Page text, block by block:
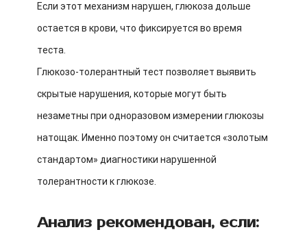
Если этот механизм нарушен, глюкоза дольше
остается в крови, что фиксируется во время
теста.
Глюкозо-толерантный тест позволяет выявить
скрытые нарушения, которые могут быть
незаметны при одноразовом измерении глюкозы
натощак. Именно поэтому он считается «золотым
стандартом» диагностики нарушенной
толерантности к глюкозе.
Анализ рекомендован, если: